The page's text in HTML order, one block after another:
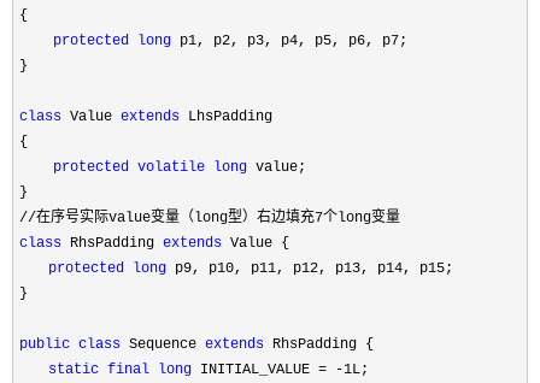
{
protected
long p1, p2, p3, p4, p5, p6, p7;
}
class Value extends LhsPadding
{
protected volatile long value;
}
//在序号实际value变量（long型）右边填充7个long变量
class RhsPadding extends Value {
protected
long p9, p10, p11, p12, p13, p14, p15;
}
public class Sequence extends RhsPadding {
static final long INITIAL_VALUE = -1L;